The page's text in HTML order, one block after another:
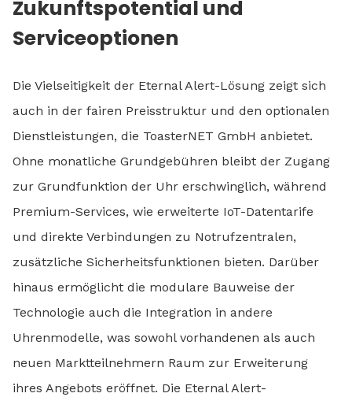
Zukunftspotential und
Serviceoptionen
Die Vielseitigkeit der Eternal Alert-Lösung zeigt sich
auch in der fairen Preisstruktur und den optionalen
Dienstleistungen, die ToasterNET GmbH anbietet.
Ohne monatliche Grundgebühren bleibt der Zugang
zur Grundfunktion der Uhr erschwinglich, während
Premium-Services, wie erweiterte IoT-Datentarife
und direkte Verbindungen zu Notrufzentralen,
zusätzliche Sicherheitsfunktionen bieten. Darüber
hinaus ermöglicht die modulare Bauweise der
Technologie auch die Integration in andere
Uhrenmodelle, was sowohl vorhandenen als auch
neuen Marktteilnehmern Raum zur Erweiterung
ihres Angebots eröffnet. Die Eternal Alert-